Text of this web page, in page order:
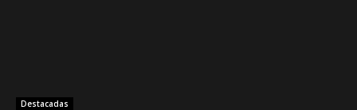
Destacadas